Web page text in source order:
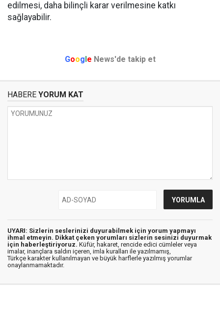
edilmesi, daha bilinçli karar verilmesine katkı
sağlayabilir.
Google News'de takip et
HABERE YORUM KAT
UYARI: Sizlerin seslerinizi duyurabilmek için yorum yapmayı
ihmal etmeyin. Dikkat çeken yorumları sizlerin sesinizi duyurmak
için haberleştiriyoruz. Küfür, hakaret, rencide edici cümleler veya
imalar, inançlara saldırı içeren, imla kuralları ile yazılmamış,
Türkçe karakter kullanılmayan ve büyük harflerle yazılmış yorumlar
onaylanmamaktadır.